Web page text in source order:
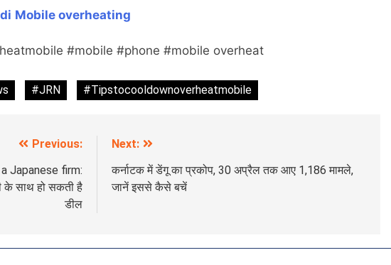
Mobile overheating
#mobile #phone #mobile overheat
#JRN #Tipstocooldownoverheatmobile
Previous:
Japanese firm:
के साथ हो सकती है
डील
Next:
कर्नाटक में डेंगू का प्रकोप, 30 अप्रैल तक आए 1,186 मामले,
जानें इससे कैसे बचें